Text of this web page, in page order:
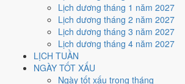
Lịch dương tháng 1 năm 2027
Lịch dương tháng 2 năm 2027
Lịch dương tháng 3 năm 2027
Lịch dương tháng 4 năm 2027
LỊCH TUẦN
NGÀY TỐT XẤU
Ngày tốt xấu trong tháng
Ngày 20/8/2026 dương lịch (Thứ Năm) là
Bính Dần - Chi sinh Can, Trực Phá,
Trung Hỏa. Tổng hòa, đây làNgày Đại Hung
cho các việc quan trọng. Giờ Hoàng Đạo
Thìn, Tỵ, Mùi, Tuất.
Ngày Dương